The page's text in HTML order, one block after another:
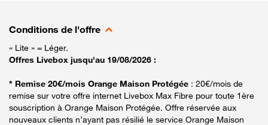
Conditions de l'offre
« Lite » = Léger.
Offres Livebox jusqu'au 19/08/2026 :
* Remise 20€/mois Orange Maison Protégée : 20€/mois de
remise sur votre offre internet Livebox Max Fibre pour toute 1ère
souscription à Orange Maison Protégée. Offre réservée aux
nouveaux clients n’ayant pas résilié le service Orange Maison